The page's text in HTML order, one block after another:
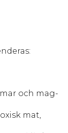
och mag-
mat,